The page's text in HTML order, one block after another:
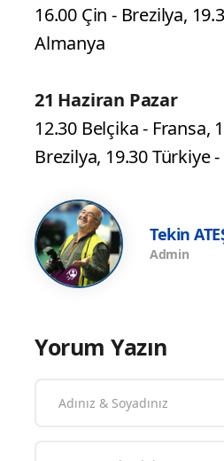
16.00 Çin - Brezilya,
Almanya
21 Haziran Pazar
12.30 Belçika - Fransa,
Brezilya, 19.30 Türkiye -
Tekin
Admin
Yorum Yazın